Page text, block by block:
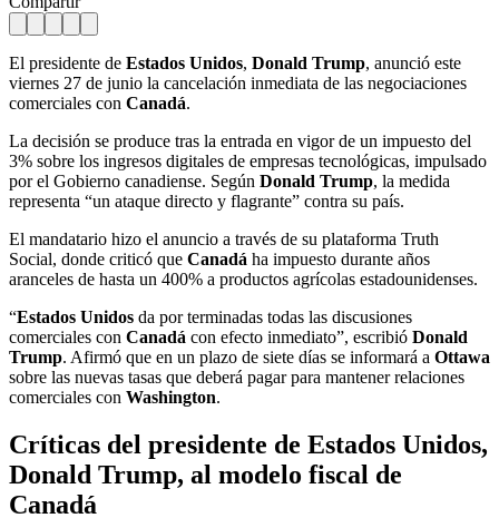
El presidente de Estados Unidos, Donald Trump, anunció este
viernes 27 de junio la cancelación inmediata de las negociaciones
comerciales con Canadá.
La decisión se produce tras la entrada en vigor de un impuesto del
3% sobre los ingresos digitales de empresas tecnológicas, impulsado
por el Gobierno canadiense. Según Donald Trump, la medida
representa “un ataque directo y flagrante” contra su país.
El mandatario hizo el anuncio a través de su plataforma Truth
Social, donde criticó que Canadá ha impuesto durante años
aranceles de hasta un 400% a productos agrícolas estadounidenses.
“Estados Unidos da por terminadas todas las discusiones
comerciales con Canadá con efecto inmediato”, escribió Donald
Trump. Afirmó que en un plazo de siete días se informará a Ottawa
sobre las nuevas tasas que deberá pagar para mantener relaciones
comerciales con Washington.
Críticas del presidente de Estados Unidos,
Donald Trump, al modelo fiscal de
Canadá